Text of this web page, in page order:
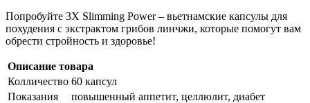
Попробуйте 3X Slimming Power – вьетнамские капсулы для
похудения с экстрактом грибов линчжи, которые помогут вам
обрести стройность и здоровье!
Описание товара
Колличество 60 капсул
Показания
повышенный аппетит, целлюлит, диабет